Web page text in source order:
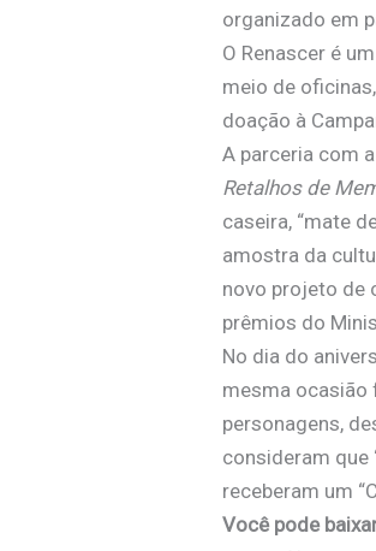
organizado em
O Renascer é
meio de
doação à
A parceria com
Retalhos de
caseira, “mate
amostra da
novo projeto de
prêmios do
No dia do
mesma ocasião
personagens,
consideram que
receberam um
Você pode